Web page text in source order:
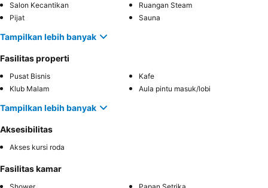
Salon Kecantikan
Ruangan Steam
Pijat
Sauna
Tampilkan lebih banyak
Fasilitas properti
Pusat Bisnis
Kafe
Klub Malam
Aula pintu masuk/lobi
Tampilkan lebih banyak
Aksesibilitas
Akses kursi roda
Fasilitas kamar